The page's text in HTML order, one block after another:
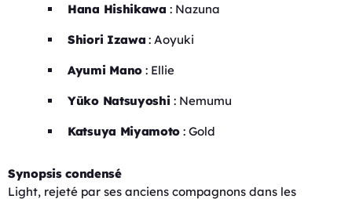
Hana Hishikawa : Nazuna
Shiori Izawa : Aoyuki
Ayumi Mano : Ellie
Yūko Natsuyoshi : Nemumu
Katsuya Miyamoto : Gold
Synopsis condensé
Light, rejeté par ses anciens compagnons dans les